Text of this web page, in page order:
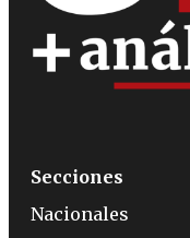
Secciones
Nacionales